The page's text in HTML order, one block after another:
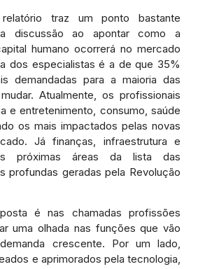
traz um ponto bastante
discussão ao apontar como a
humano ocorrerá no mercado
dos especialistas é a de que 35%
demandadas para a maioria das
Atualmente, os profissionais
e entretenimento, consumo, saúde
os mais impactados pelas novas
Já finanças, infraestrutura e
próximas áreas da lista das
profundas geradas pela Revolução
é nas chamadas profissões
uma olhada nas funções que vão
crescente. Por um lado,
e aprimorados pela tecnologia,